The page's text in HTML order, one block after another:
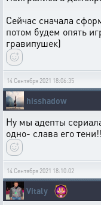
Сейчас сначала
потом будем опять
гравипушек)
14 Сентября 2021 18:06:35
hisshadow
Ну мы адепты
одно- слава его
14 Сентября 2021 18:10:02
Vitaly